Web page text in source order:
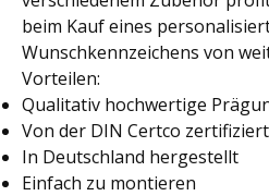
beim Kauf eines
Wunschkennzeichens von
Vorteilen:
Qualitativ hochwertige
Von der DIN Certco zertifiziert
In Deutschland hergestellt
Einfach zu montieren